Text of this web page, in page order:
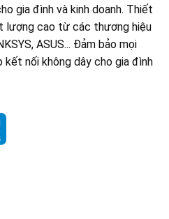
gia đình và kinh doanh. Thiết
lượng cao từ các thương hiệu
ASUS... Đảm bảo mọi
nối không dây cho gia đình